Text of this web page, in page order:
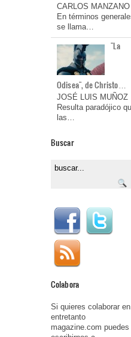
CARLOS MANZANO
En términos
se llama…
"La
Odisea", de Christo…
JOSÉ LUIS MUÑOZ
Resulta paradójico
las…
Buscar
Colabora
Si quieres colaborar en
entretanto
magazine.com puedes